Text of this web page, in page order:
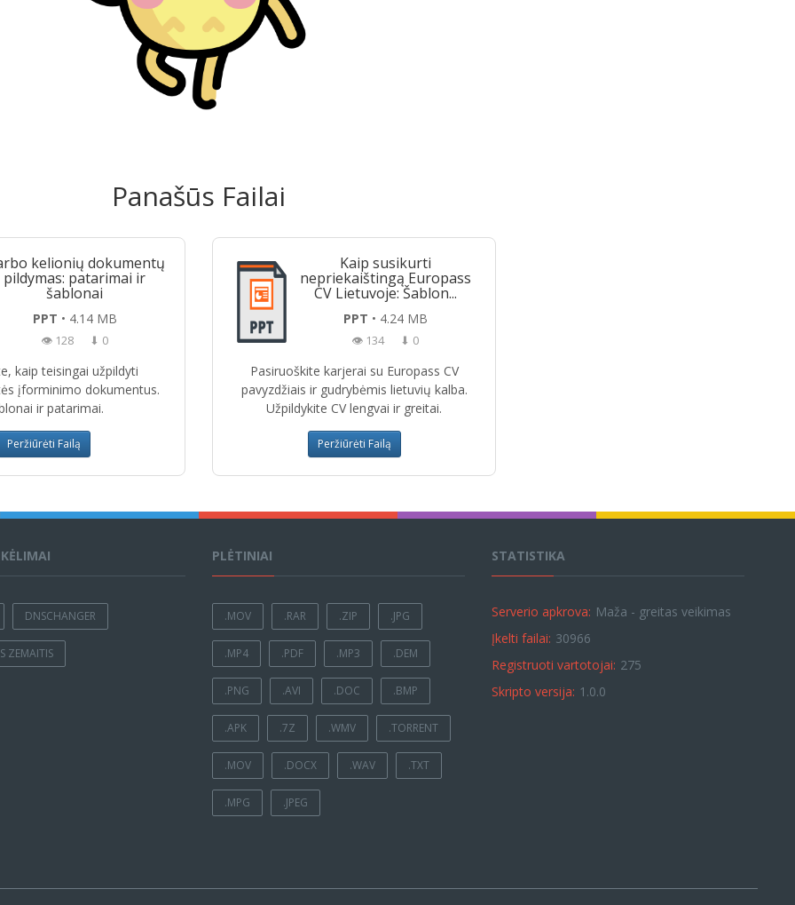
Panašūs Failai
kelionių dokumentų
pildymas: patarimai ir
šablonai
PPT • 4.14 MB
👁 128 ⬇ 0
kaip teisingai užpildyti
įforminimo dokumentus.
ir patarimai.
Peržiūrėti Failą
Kaip susikurti
nepriekaištingą Europass
CV Lietuvoje: Šablon...
PPT • 4.24 MB
👁 134 ⬇ 0
Pasiruoškite karjerai su Europass CV
pavyzdžiais ir gudrybėmis lietuvių kalba.
Užpildykite CV lengvai ir greitai.
Peržiūrėti Failą
DNSCHANGER
ZEMAITIS
PLĖTINIAI
.MOV .RAR .ZIP .JPG
.MP4 .PDF .MP3 .DEM
.PNG .AVI .DOC .BMP
.APK .7Z .WMV .TORRENT
.MOV .DOCX .WAV .TXT
.MPG .JPEG
STATISTIKA
Serverio apkrova: Maža - greitas veikimas
Įkelti failai: 30966
Registruoti vartotojai: 275
Skripto versija: 1.0.0